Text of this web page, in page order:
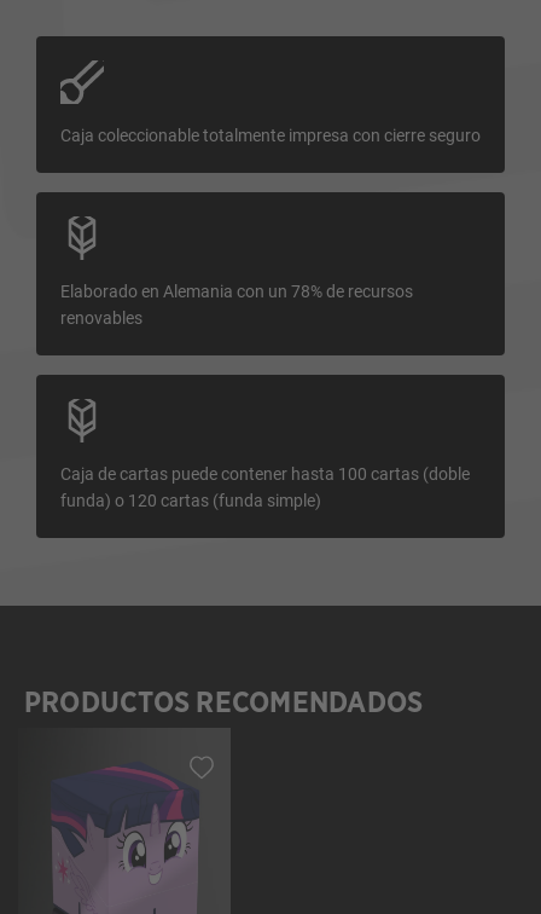
Caja coleccionable totalmente impresa con cierre seguro
Elaborado en Alemania con un 78% de recursos
renovables
Caja de cartas puede contener hasta 100 cartas (doble
funda) o 120 cartas (funda simple)
Omitir la galería de productos
PRODUCTOS RECOMENDADOS